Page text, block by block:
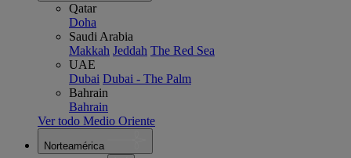
Qatar
Doha
Saudi Arabia
Makkah Jeddah The Red Sea
UAE
Dubai Dubai - The Palm
Bahrain
Bahrain
Ver todo Medio Oriente
Norteamérica